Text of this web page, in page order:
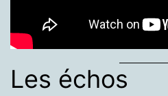
Les échos